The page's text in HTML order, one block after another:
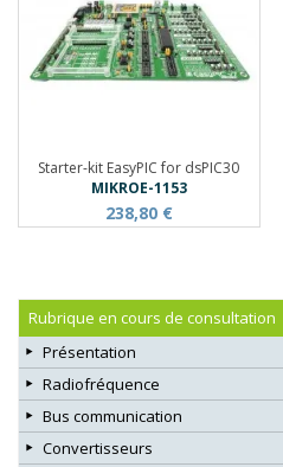
Starter-kit EasyPIC for dsPIC30
MIKROE-1153
238,80 €
Rubrique en cours de consultation
Présentation
Radiofréquence
Bus communication
Convertisseurs